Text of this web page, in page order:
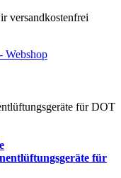
versandkostenfrei
Webshop
für DOT
für